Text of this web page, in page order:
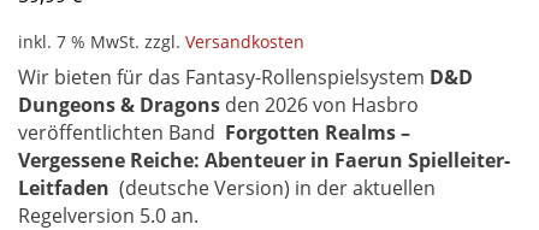
inkl. 7 % MwSt. zzgl. Versandkosten
Wir bieten für das Fantasy-Rollenspielsystem D&D
Dungeons & Dragons den 2026 von Hasbro
veröffentlichten Band Forgotten Realms –
Vergessene Reiche: Abenteuer in Faerun Spielleiter-
Leitfaden (deutsche Version) in der aktuellen
Regelversion 5.0 an.